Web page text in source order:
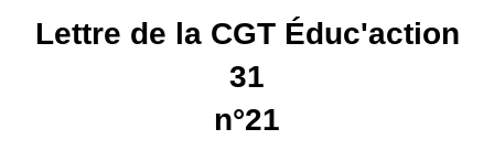
Lettre de la CGT Éduc'action
31
n°21